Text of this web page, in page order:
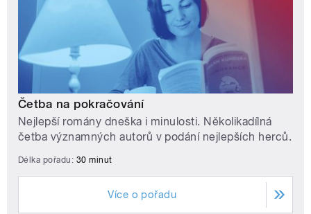
Četba na pokračování
Nejlepší romány dneška i minulosti. Několikadílná
četba významných autorů v podání nejlepších herců.
Délka pořadu: 30 minut
Více o pořadu